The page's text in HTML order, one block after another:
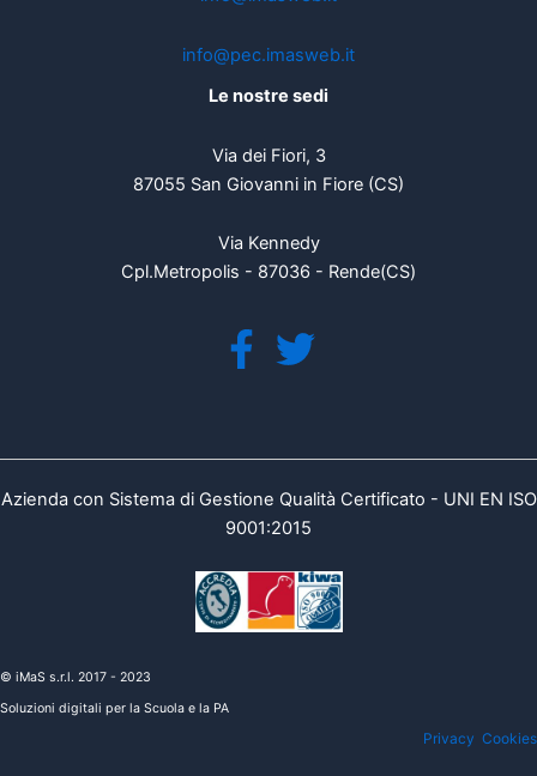
info@pec.imasweb.it
Le nostre sedi
Via dei Fiori, 3
87055 San Giovanni in Fiore (CS)
Via Kennedy
Cpl.Metropolis - 87036 - Rende(CS)
Azienda con Sistema di Gestione Qualità Certificato - UNI EN ISO
9001:2015
© iMaS s.r.l. 2017 - 2023
Soluzioni digitali per la Scuola e la PA
Privacy Cookies